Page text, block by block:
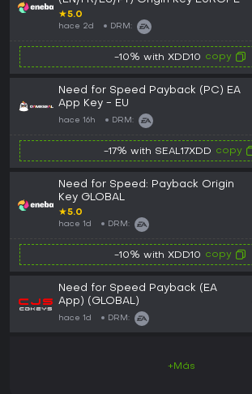
★5.0
hace 2d DRM:
-10% with XDD10 copy
Need for Speed Payback (PC) EA
App Key - EU
hace 16h DRM:
-17% with SEAL17XDD copy
Need for Speed: Payback Origin
Key GLOBAL
★5.0
hace 1d DRM:
-10% with XDD10 copy
Need for Speed Payback (EA
App) (GLOBAL)
hace 1d DRM:
+Más